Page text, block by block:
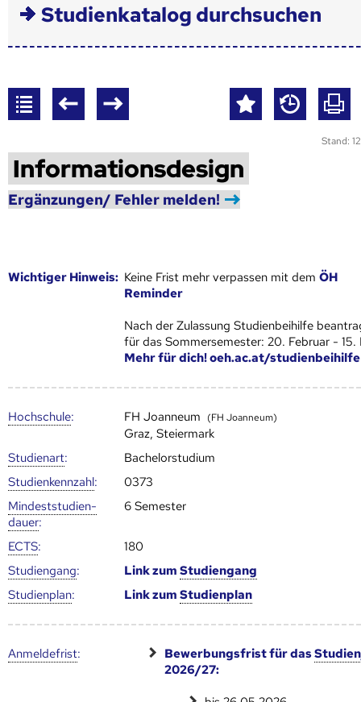
Studienkatalog durchsuchen
Stand:
Informationsdesign
Ergänzungen/ Fehler melden!
Wich­ti­ger Hin­weis: Keine Frist mehr verpassen mit demÖH
Reminder
Nach der Zulassung Studienbeihilfe
für das Sommersemester: 20. Februar - 15.
Mehr für dich! oeh.ac.at/studienbeihilfe
Hoch­schule: FH Joanneum (FH Joanneum)
Graz, Steiermark
Studienart:
Bachelorstudium
Studien­kenn­zahl:
0373
Mindest­studien­
dauer:
6 Semester
ECTS:
180
Studien­gang: Link zumStudien­gang
Studien­plan: Link zumStudien­plan
Anmelde­frist: Bewerbungsfrist für das
2026/27: